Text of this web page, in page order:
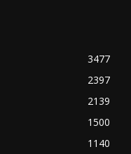
3477
2397
2139
1500
1140